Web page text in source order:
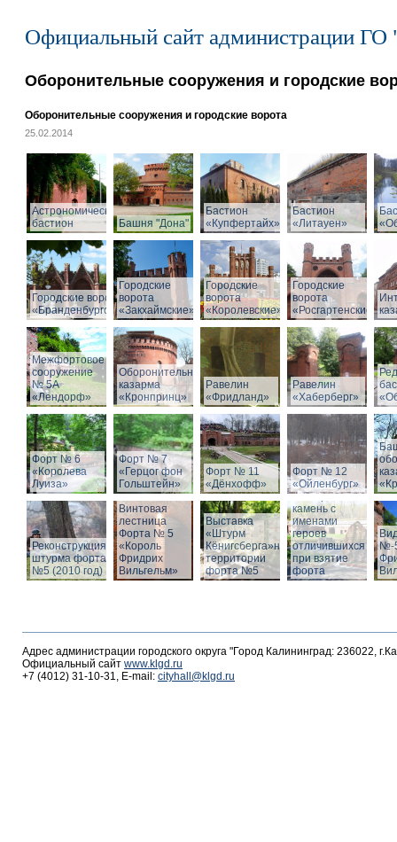
Официальный сайт администрации ГО
Оборонительные сооружения и городские
Оборонительные сооружения и городские ворота
25.02.2014
Астрономический
бастион
Башня "Дона"
Бастион
«Купфертайх»
Бастион
«Литауен»
Городские ворота
«Бранденбургские»
Городские
ворота
«Закхаймские»
Городские
ворота
«Королевские»
Городские
ворота
«Росгартенские»
Межфортовое
сооружение
№ 5А
«Лендорф»
Оборонительная
казарма
«Кронпринц»
Равелин
«Фридланд»
Равелин
«Хаберберг»
Форт № 6
«Королева
Луиза»
Форт № 7
«Герцог фон
Гольштейн»
Форт № 11
«Дёнхофф»
Форт № 12
«Ойленбург»
Реконструкция
штурма форта
№5 (2010 год)
Винтовая
лестница
Форта № 5
«Король
Фридрих
Вильгельм»
Выставка
«Штурм
Кёнигсберга»на
территории
форта №5
Мемориальный
камень с
именами
героев
отличившихся
при взятие
форта
№-
Адрес администрации городского округа "Город Калининград: 236022,
Официальный сайт www.klgd.ru
+7 (4012) 31-10-31, E-mail: cityhall@klgd.ru